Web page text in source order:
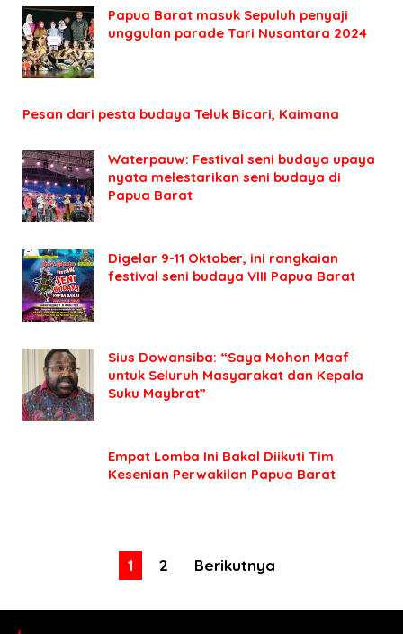
Papua Barat masuk Sepuluh penyaji
unggulan parade Tari Nusantara 2024
Pesan dari pesta budaya Teluk Bicari, Kaimana
Waterpauw: Festival seni budaya upaya
nyata melestarikan seni budaya di
Papua Barat
Digelar 9-11 Oktober, ini rangkaian
festival seni budaya VIII Papua Barat
Sius Dowansiba: “Saya Mohon Maaf
untuk Seluruh Masyarakat dan Kepala
Suku Maybrat”
Empat Lomba Ini Bakal Diikuti Tim
Kesenian Perwakilan Papua Barat
1 2 Berikutnya